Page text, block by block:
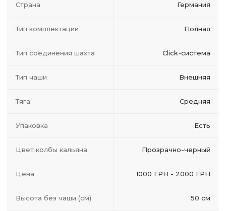
Страна Германия
Тип комплектации Полная
Тип соединения шахта Click-система
Тип чаши Внешняя
Тяга Средняя
Упаковка Есть
Цвет колбы кальяна Прозрачно-черный
Цена 1000 ГРН - 2000 ГРН
Высота без чаши (см) 50 см